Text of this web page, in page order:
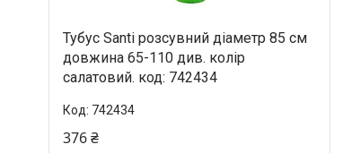
Тубус Santi розсувний діаметр 85 см
довжина 65-110 див. колір
салатовий. код: 742434
742434
376 ₴